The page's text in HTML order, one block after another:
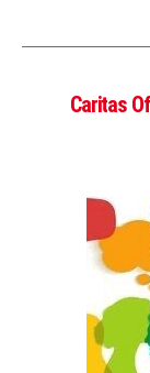
Caritas